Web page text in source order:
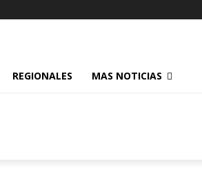
REGIONALES MAS NOTICIAS